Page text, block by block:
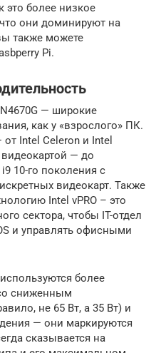
это более низкое
они доминируют на
также можете
Pi.
— широкие
как у «взрослого» ПК.
Intel Celeron и Intel
— до
10-го поколения с
видеокарт. Также
Intel vPRO – это
сектора, чтобы IT-отдел
и управлять офисными
более
сниженным
не 65 Вт, а 35 Вт) и
— они маркируются
сказывается на